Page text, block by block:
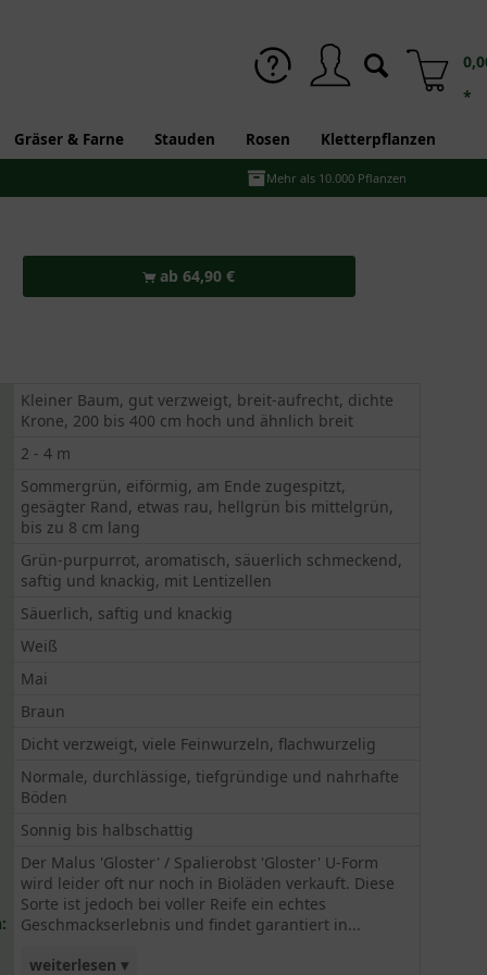
*
Gräser & Farne Stauden Rosen Kletterpflanzen
Mehr als 10.000 Pflanzen
ab 64,90 €
Kleiner Baum, gut verzweigt, breit-aufrecht, dichte
Krone, 200 bis 400 cm hoch und ähnlich breit
2 - 4 m
Sommergrün, eiförmig, am Ende zugespitzt,
gesägter Rand, etwas rau, hellgrün bis mittelgrün,
bis zu 8 cm lang
Grün-purpurrot, aromatisch, säuerlich schmeckend,
saftig und knackig, mit Lentizellen
Säuerlich, saftig und knackig
Weiß
Mai
Braun
Dicht verzweigt, viele Feinwurzeln, flachwurzelig
Normale, durchlässige, tiefgründige und nahrhafte
Böden
Sonnig bis halbschattig
Der Malus 'Gloster' / Spalierobst 'Gloster' U-Form
wird leider oft nur noch in Bioläden verkauft. Diese
Sorte ist jedoch bei voller Reife ein echtes
Geschmackserlebnis und findet garantiert in...
weiterlesen ▾